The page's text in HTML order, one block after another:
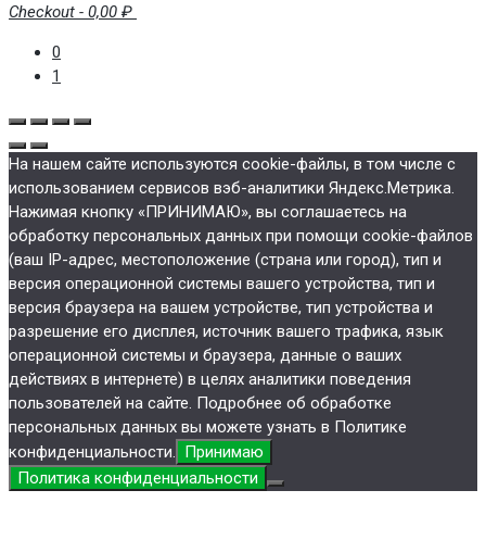
Checkout - 0,00 ₽
0
1
На нашем сайте используются cookie-файлы, в том числе с
использованием сервисов вэб-аналитики Яндекс.Метрика.
Нажимая кнопку «ПРИНИМАЮ», вы соглашаетесь на
обработку персональных данных при помощи cookie-файлов
(ваш IP-адрес, местоположение (страна или город), тип и
версия операционной системы вашего устройства, тип и
версия браузера на вашем устройстве, тип устройства и
разрешение его дисплея, источник вашего трафика, язык
операционной системы и браузера, данные о ваших
действиях в интернете) в целях аналитики поведения
пользователей на сайте. Подробнее об обработке
персональных данных вы можете узнать в Политике
конфиденциальности. Принимаю
Политика конфиденциальности